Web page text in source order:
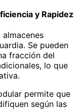
y Rapidez
Se pueden
fracción del
lo que
permite que
según las